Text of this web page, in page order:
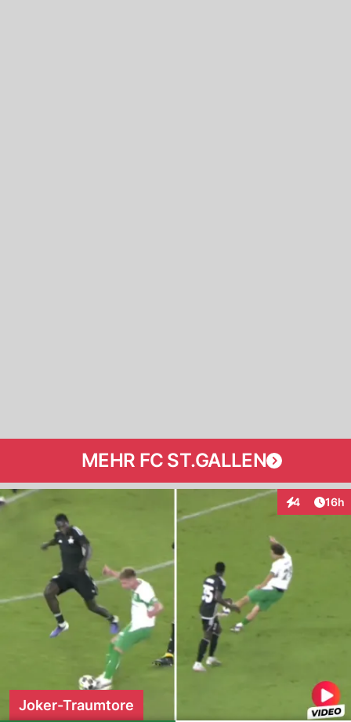
MEHR FC ST.GALLEN
4
Interaktionen
16h
Joker-Traumtore